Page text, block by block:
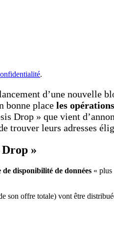
.
d’une nouvelle
bonne place les
Drop » que vient
trouver leurs adresses
Drop »
disponibilité de données « plus
son offre totale) vont être